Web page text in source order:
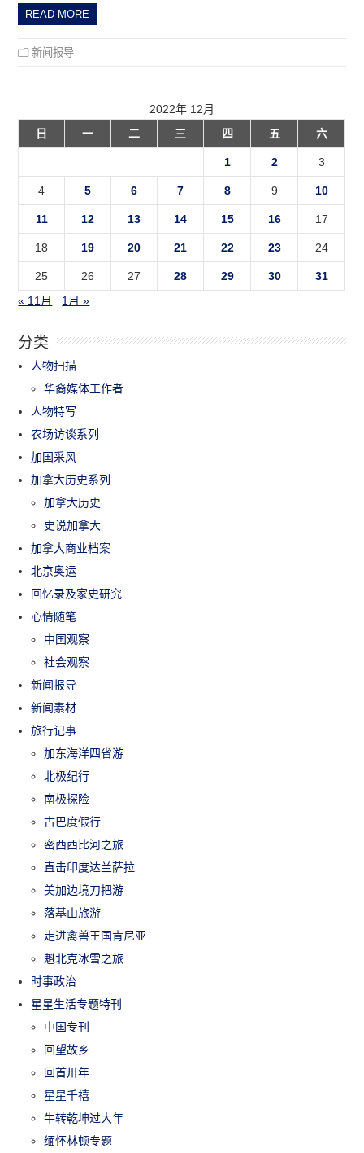
READ MORE
新闻报导
2022年 12月
日
一 二 三 四 五 六
1 2 3
4 5 6 7 8 9 10
11 12 13 14 15 16 17
18 19 20 21 22 23 24
25 26 27 28 29 30
31
« 11月
1月 »
分类
人物扫描
华裔媒体工作者
人物特写
农场访谈系列
加国采风
加拿大历史系列
加拿大历史
史说加拿大
加拿大商业档案
北京奥运
回忆录及家史研究
心情随笔
中国观察
社会观察
新闻报导
新闻素材
旅行记事
加东海洋四省游
北极纪行
南极探险
古巴度假行
密西西比河之旅
直击印度达兰萨拉
美加边境刀把游
落基山旅游
走进禽兽王国肯尼亚
魁北克冰雪之旅
时事政治
星星生活专题特刊
中国专刊
回望故乡
回首卅年
星星千禧
牛转乾坤过大年
缅怀林顿专题